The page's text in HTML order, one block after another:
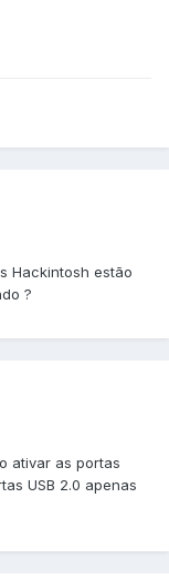
Hackintosh estão
?
ativar as portas
USB 2.0 apenas